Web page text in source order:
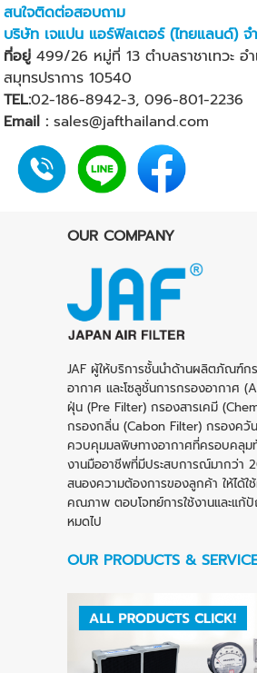
สนใจติดต่อสอบถาม
บริษัท เจแปน แอร์ฟิลเตอร์ (ไทยแลนด์) จ
ที่อยู่ 499/26 หมู่ที่ 13 ตำบลราชาเทวะ
สมุทรปราการ 10540
TEL:02-186-8942-3,096-801-2236
Email : sales@jafthailand.com
OUR COMPANY
JAF ผู้ให้บริการชั้นนำด้านผลิตภัณฑ์
อากาศ และโซลูชั่นการกรองอากาศ (
ฝุ่น (Pre Filter) กรองสารเคมี
กรองกลิ่น (Cabon Filter) กรองควั
ควบคุมมลพิษทางอากาศที่ครอบคลุม
งานมืออาชีพที่มีประสบการณ์มากว่า
สนองความต้องการของลูกค้า ให้ได้
คณภาพ ตอบโจทย์การใช้งานและแก้
หมดไป
OUR PRODUCTS &